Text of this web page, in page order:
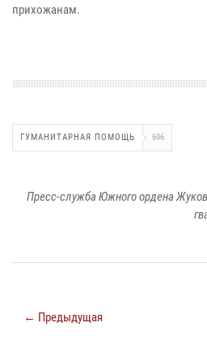
прихожанам.
ГУМАНИТАРНАЯ ПОМОЩЬ 696
Пресс-служба Южного ордена
← Предыдущая